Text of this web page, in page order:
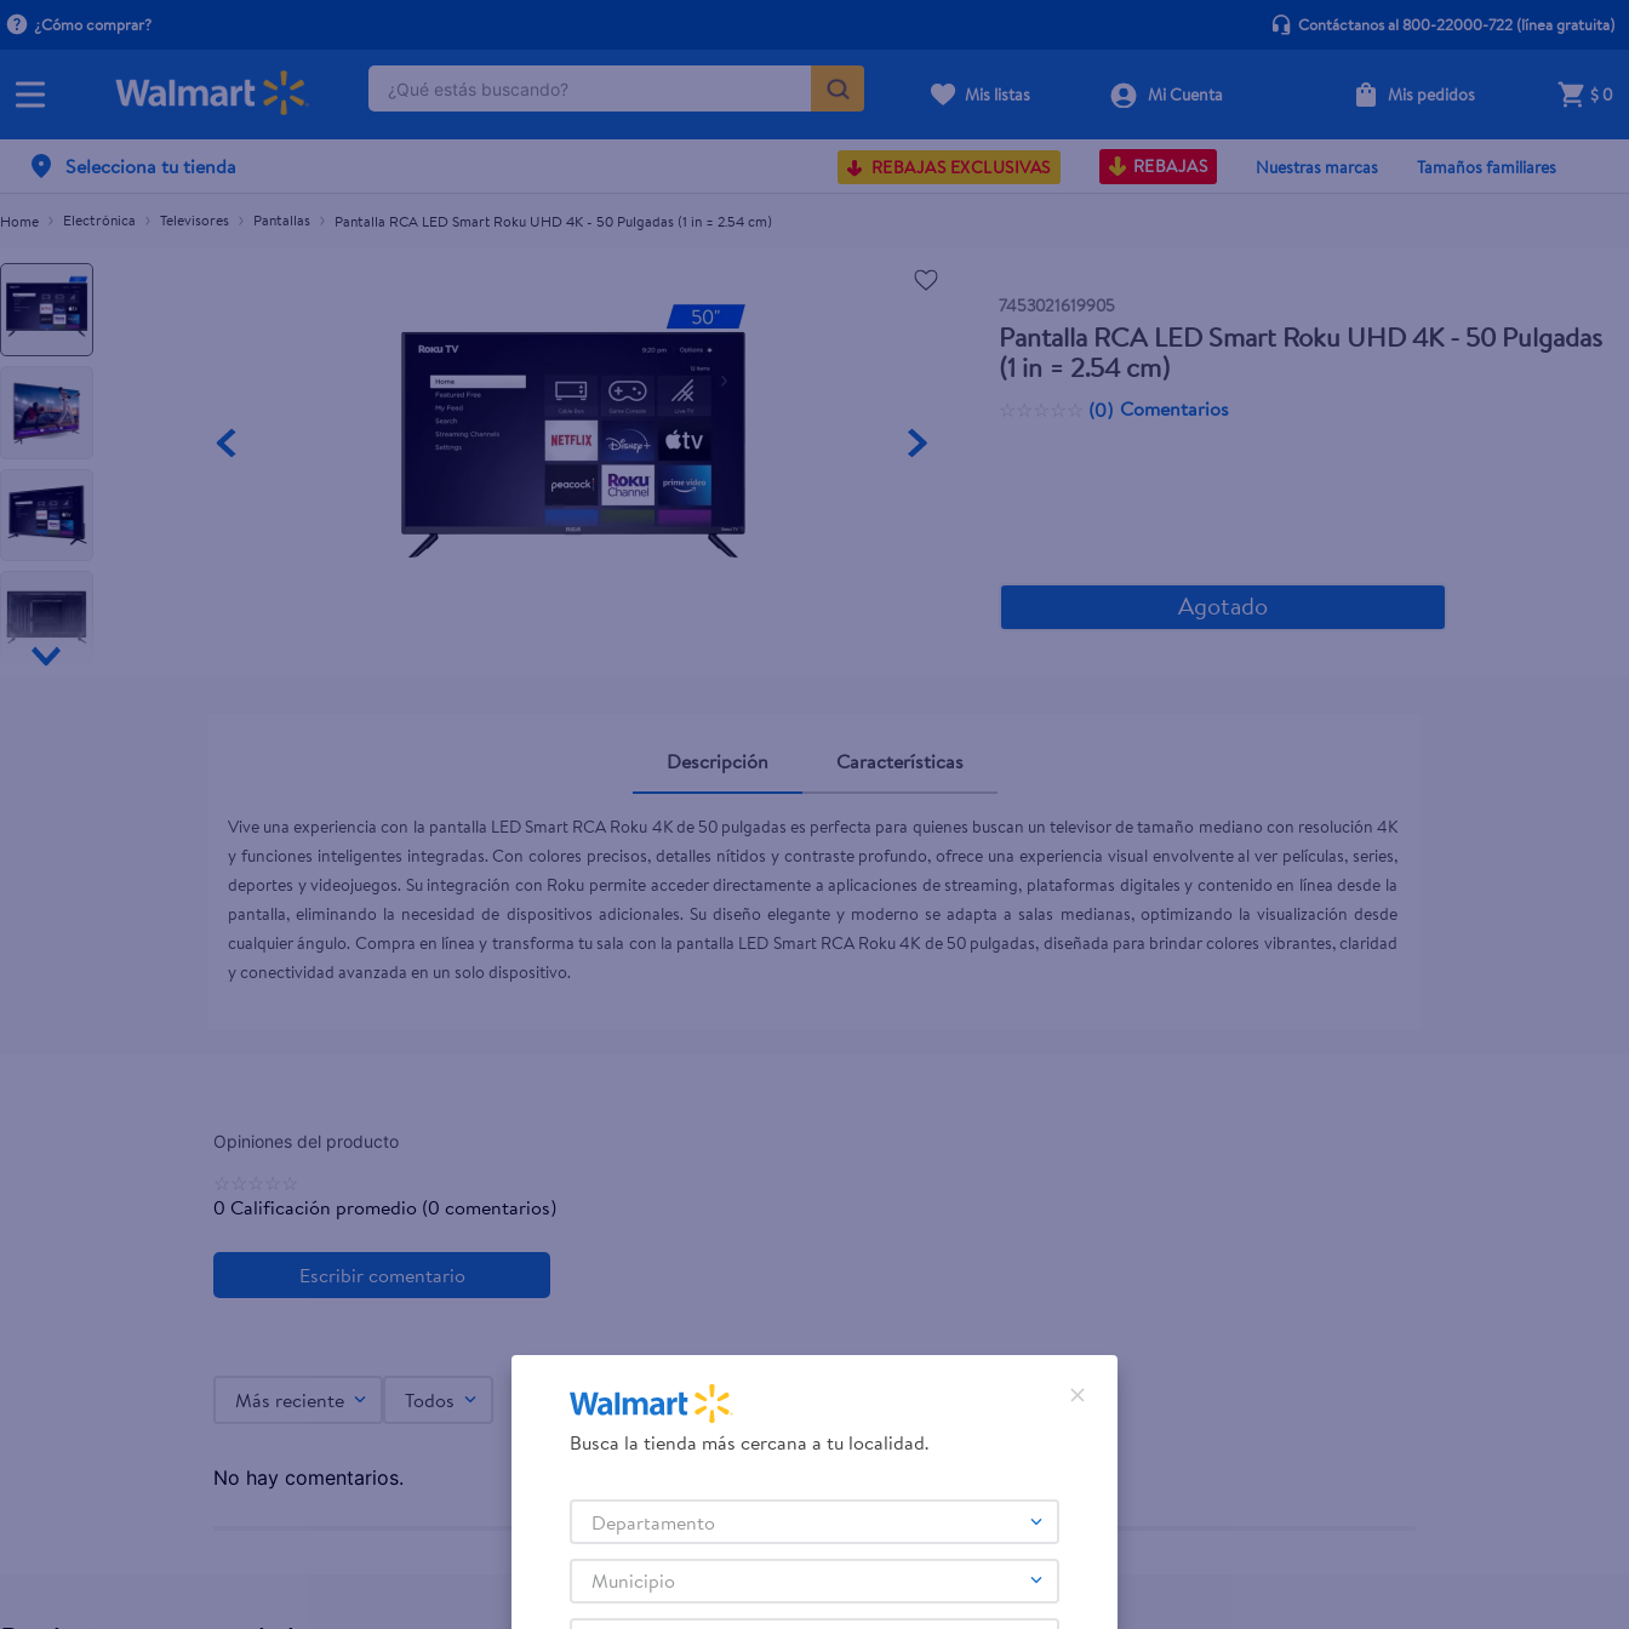
¿Cómo comprar? Contáctanos al 800-22000-722(línea gratuita)
¿Qué estás buscando?
Mis listas Mis pedidos $ 0
Selecciona tu tienda REBAJAS EXCLUSIVAS REBAJAS Nuestras marcas Tamaños familiares
Electrónica Televisores Pantallas Pantalla RCA LED Smart Roku UHD 4K - 50 Pulgadas (1 in = 2.54 cm)
7453021619905
Pantalla RCA LED Smart Roku UHD 4K - 50 Pulgadas
(1 in = 2.54 cm)
(0) Comentarios
Agotado
Pantalla RCA LED Smart Roku UHD 4K - 50 Pulgadas (1 in = 2.54 cm) Agotado
Descripción Características
Vive una experiencia con la pantalla LED Smart RCA Roku 4K de 50 pulgadas es perfecta para quienes buscan un televisor de tamaño mediano con resolución 4K
y funciones inteligentes integradas. Con colores precisos, detalles nítidos y contraste profundo, ofrece una experiencia visual envolvente al ver películas, series,
deportes y videojuegos. Su integración con Roku permite acceder directamente a aplicaciones de streaming, plataformas digitales y contenido en línea desde la
pantalla, eliminando la necesidad de dispositivos adicionales. Su diseño elegante y moderno se adapta a salas medianas, optimizando la visualización desde
cualquier ángulo. Compra en línea y transforma tu sala con la pantalla LED Smart RCA Roku 4K de 50 pulgadas, diseñada para brindar colores vibrantes, claridad
y conectividad avanzada en un solo dispositivo.
0 Calificación promedio (0 comentarios)
Más reciente Todos
No hay comentarios.
Busca la tienda más cercana a tu localidad.
Departamento
Municipio
TÉRMINOS MÁS BUSCADOS
2.
dove uv
5.
huggies
6.
hellmanns
refrigerador
10